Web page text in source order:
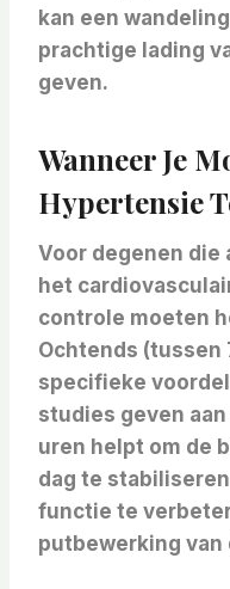
kan een
prachtige lading
geven.
Wanneer Je
Hypertensie
Voor degenen die
het
controle moeten
Ochtends (tussen
specifieke
studies geven
uren helpt om de
dag te
functie te
putbewerking van